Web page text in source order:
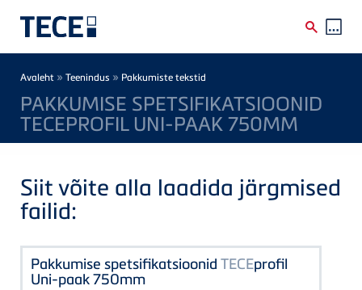
Breadcrumb
Avaleht » Teenindus » Pakkumiste tekstid
PAKKUMISE SPETSIFIKATSIOONID
TECEPROFIL UNI-PAAK 750MM
Siit võite alla laadida järgmised
failid:
Pakkumise spetsifikatsioonid TECEprofil
Uni-paak 750mm